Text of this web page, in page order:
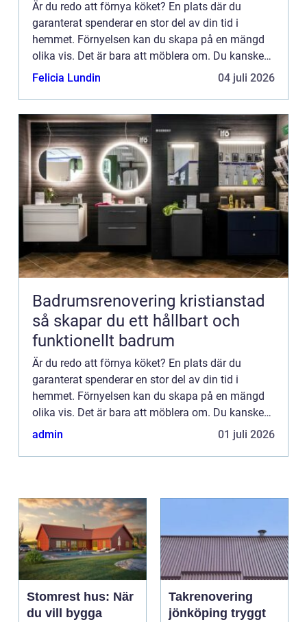
Är du redo att förnya köket? En plats där du
garanterat spenderar en stor del av din tid i
hemmet. Förnyelsen kan du skapa på en mängd
olika vis. Det är bara att möblera om. Du kanske
även välje...
Felicia Lundin 04 juli 2026
Badrumsrenovering kristianstad
så skapar du ett hållbart och
funktionellt badrum
Är du redo att förnya köket? En plats där du
garanterat spenderar en stor del av din tid i
hemmet. Förnyelsen kan du skapa på en mängd
olika vis. Det är bara att möblera om. Du kanske
även välje...
admin 01 juli 2026
Stomrest hus: När
du vill bygga
Takrenovering
jönköping tryggt